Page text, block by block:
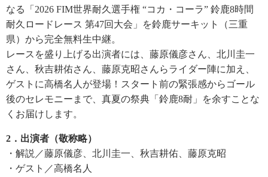
なる「2026 FIM世界耐久選手権 “コカ・コーラ” 鈴鹿8時間
耐久ロードレース 第47回大会」を鈴鹿サーキット（三重
県）から完全無料生中継。
レースを盛り上げる出演者には、藤原儀彦さん、北川圭一
さん、秋吉耕佑さん、藤原克昭さんらライダー陣に加え、
ゲストに高橋名人が登場！スタート前の緊張感からゴール
後のセレモニーまで、真夏の祭典「鈴鹿8耐」を余すことな
くお届けします。
2．出演者（敬称略）
・解説／藤原儀彦、北川圭一、秋吉耕佑、藤原克昭
・ゲスト／高橋名人